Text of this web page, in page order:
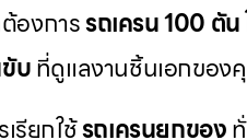
องการรถเครน 100 ตัน
บที่ดูแลงานชิ้นเอกขอ
รียกใช้รถเครนยกของ